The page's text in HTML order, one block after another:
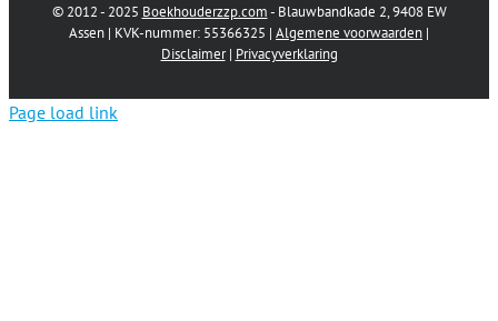
© 2012 - 2025 Boekhouderzzp.com- Blauwbandkade 2, 9408 EW
Assen | KVK-nummer: 55366325 | Algemene voorwaarden |
Disclaimer| Privacyverklaring
Page load link